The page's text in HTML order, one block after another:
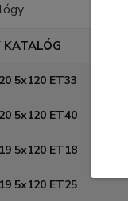
KATALÓG
5x120 ET33
5x120 ET40
5x120 ET18
5x120 ET25